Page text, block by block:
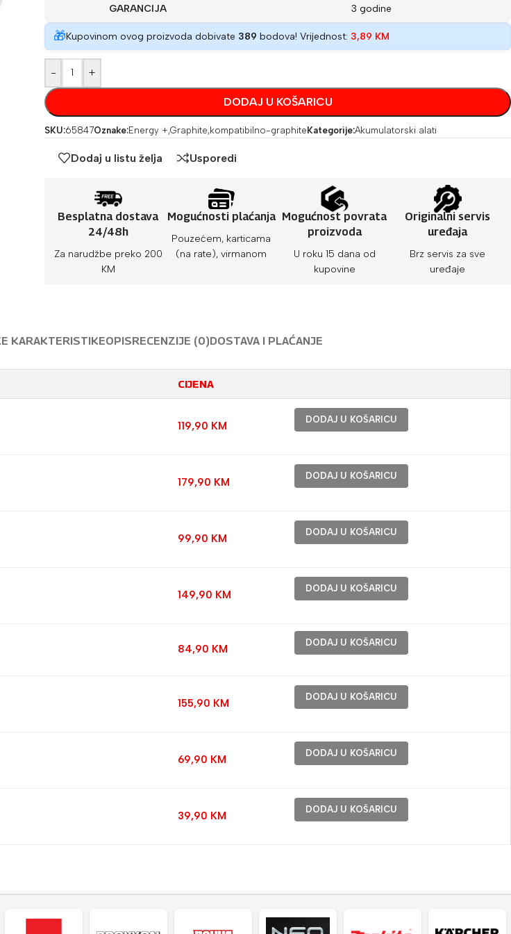
GARANCIJA 3 godine
🎁Kupovinom ovog proizvoda dobivate 389 bodova! Vrijednost: 3,89 KM
- +
DODAJ U KOŠARICU
SKU:65847Oznake:Energy +,Graphite,kompatibilno-graphiteKategorije:Akumulatorski alati
Dodaj u listu želja Usporedi
Besplatna dostava
24/48h
Za narudžbe preko 200
KM
Mogućnosti plaćanja
Pouzećem, karticama
(na rate), virmanom
Mogućnost povrata
proizvoda
U roku 15 dana od
kupovine
Originalni servis
uređaja
Brz servis za sve
uređaje
KARAKTERISTIKEOPISRECENZIJE (0)DOSTAVA I PLAĆANJE
CIJENA
119,90 KM
DODAJ U KOŠARICU
179,90 KM
DODAJ U KOŠARICU
99,90 KM
DODAJ U KOŠARICU
149,90 KM
DODAJ U KOŠARICU
84,90 KM
DODAJ U KOŠARICU
155,90 KM
DODAJ U KOŠARICU
69,90 KM
DODAJ U KOŠARICU
39,90 KM
DODAJ U KOŠARICU